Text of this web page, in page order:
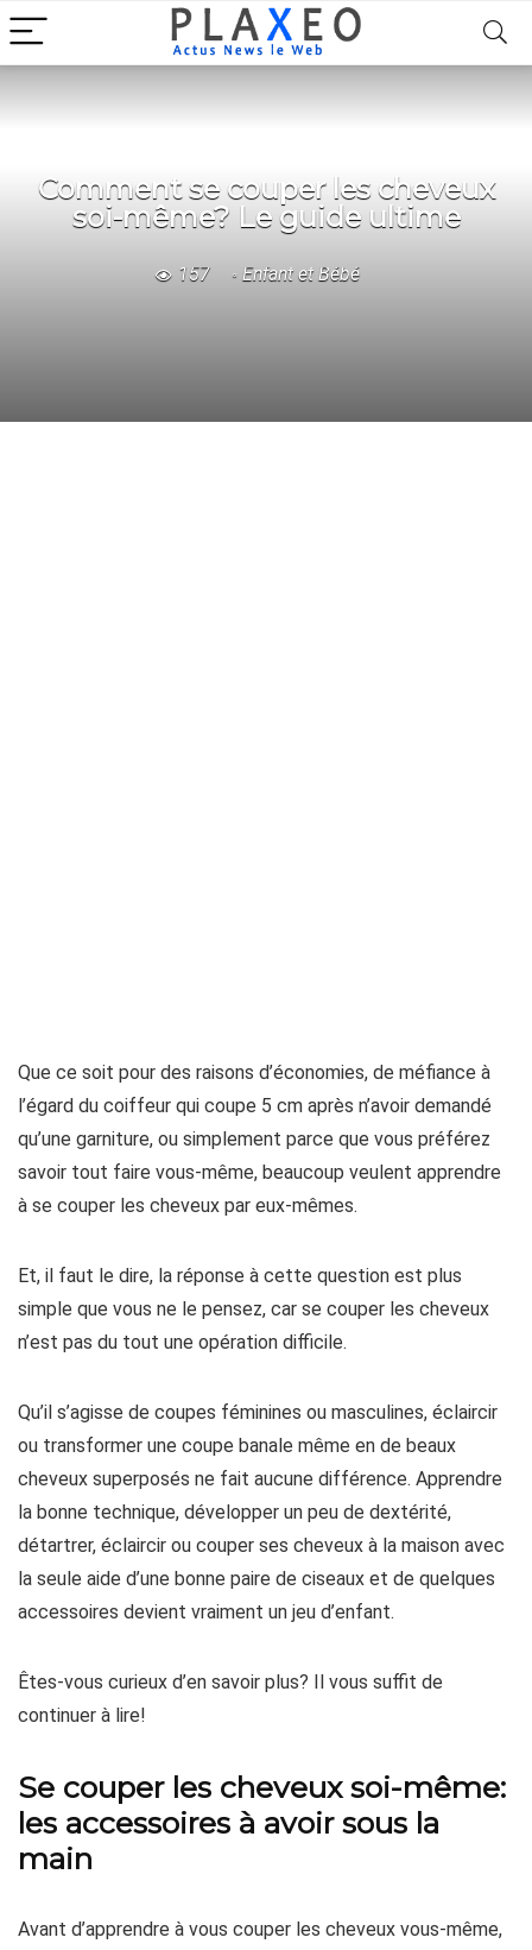
Comment se couper les cheveux
soi-même? Le guide ultime
157 Enfant et Bébé
Que ce soit pour des raisons d’économies, de méfiance à
l’égard du coiffeur qui coupe 5 cm après n’avoir demandé
qu’une garniture, ou simplement parce que vous préférez
savoir tout faire vous-même, beaucoup veulent apprendre
à se couper les cheveux par eux-mêmes.
Et, il faut le dire, la réponse à cette question est plus
simple que vous ne le pensez, car se couper les cheveux
n’est pas du tout une opération difficile.
Qu’il s’agisse de coupes féminines ou masculines, éclaircir
ou transformer une coupe banale même en de beaux
cheveux superposés ne fait aucune différence. Apprendre
la bonne technique, développer un peu de dextérité,
détartrer, éclaircir ou couper ses cheveux à la maison avec
la seule aide d’une bonne paire de ciseaux et de quelques
accessoires devient vraiment un jeu d’enfant.
Êtes-vous curieux d’en savoir plus? Il vous suffit de
continuer à lire!
Se couper les cheveux soi-même:
les accessoires à avoir sous la
main
Avant d’apprendre à vous couper les cheveux vous-même,